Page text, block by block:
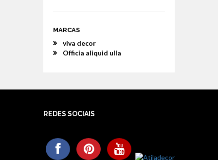
MARCAS
viva decor
Officia aliquid ulla
REDES SOCIAIS